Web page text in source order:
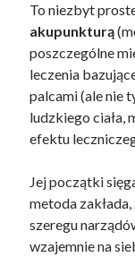
To niezbyt
akupunkturą
poszczególne
leczenia
palcami (ale nie
ludzkiego ciała,
efektu
Jej początki
metoda
szeregu
wzajemnie na